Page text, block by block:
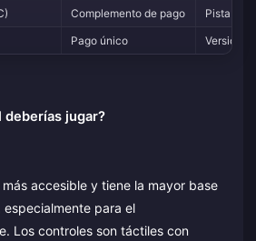
Complemento de pago
Pista /
Pago único Versión
deberías jugar?
accesible y tiene la mayor base
para el
Los controles son táctiles con